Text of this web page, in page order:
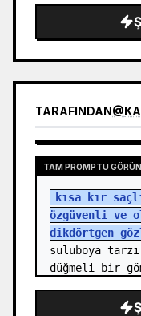
TARAFINDAN@
TAM PROMPTU
kısa kır
özgüvenli ve
dikdörtgen
suluboya
düğmeli bir